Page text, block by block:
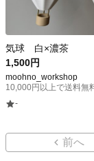
気球 白×濃茶
1,500円
moohno_workshop
10,000円以上で送料無
-
前へ